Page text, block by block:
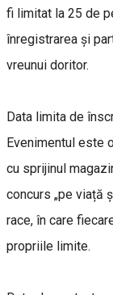
fi limitat la 25 de
înregistrarea şi
vreunui doritor.
Data limita de
Evenimentul este
cu sprijinul
concurs „pe viață
race, în care
propriile limite.